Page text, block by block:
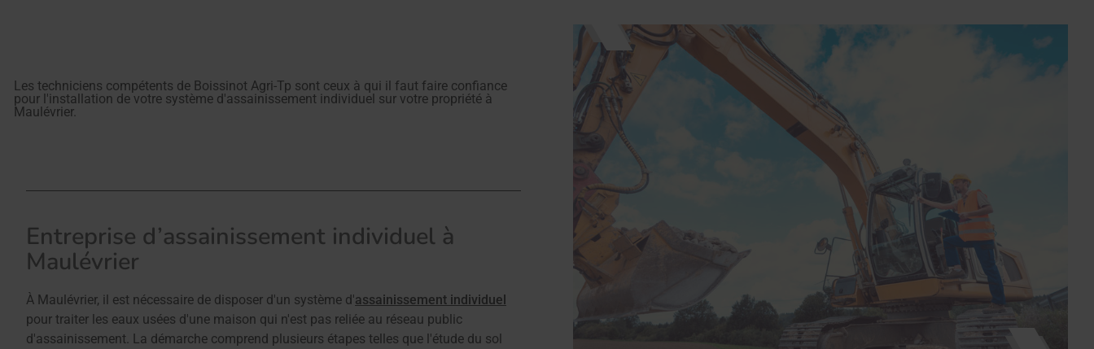
Les techniciens compétents de Boissinot Agri-Tp sont ceux à qui il faut faire confiance
pour l'installation de votre système d'assainissement individuel sur votre propriété à
Maulévrier.
Entreprise d’assainissement individuel à
Maulévrier
À Maulévrier, il est nécessaire de disposer d'un système d'assainissement individuel
pour traiter les eaux usées d'une maison qui n'est pas reliée au réseau public
d'assainissement. La démarche comprend plusieurs étapes telles que l'étude du sol